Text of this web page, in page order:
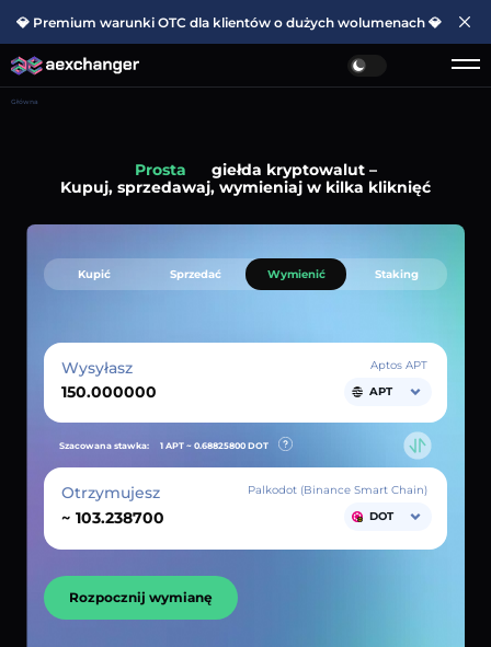
💎 Premium warunki OTC dla klientów o dużych wolumenach 💎
Główna
Prosta
giełda kryptowalut –
Kupuj, sprzedawaj, wymieniaj w kilka kliknięć
Kupić Sprzedać Wymienić Staking
Wysyłasz
Aptos APT
APT
Szacowana stawka: 1 APT ~ 0.68825800 DOT
Otrzymujesz
~
Palkodot (Binance Smart Chain)
DOT
Rozpocznij wymianę